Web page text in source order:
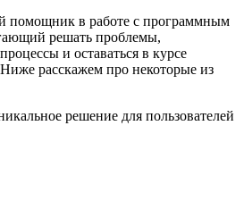
в работе с программным
решать проблемы,
и оставаться в курсе
расскажем про некоторые из
решение для пользователей